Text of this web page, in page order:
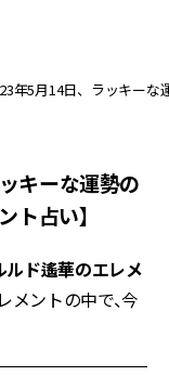
年5月14日、ラッキー
キーな運勢の
ト占い】
ルド遙華のエレメ
メントの中で、今